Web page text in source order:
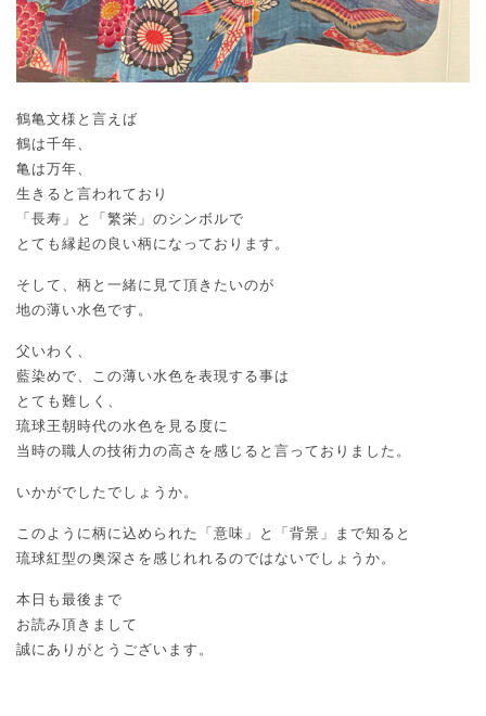
鶴亀文様と言えば
鶴は千年、
亀は万年、
生きると言われており
「長寿」と「繁栄」のシンボルで
とても縁起の良い柄になっております。
そして、柄と一緒に見て頂きたいのが
地の薄い水色です。
父いわく、
藍染めで、この薄い水色を表現する事は
とても難しく、
琉球王朝時代の水色を見る度に
当時の職人の技術力の高さを感じると言っておりました。
いかがでしたでしょうか。
このように柄に込められた「意味」と「背景」まで知ると
琉球紅型の奥深さを感じれれるのではないでしょうか。
本日も最後まで
お読み頂きまして
誠にありがとうございます。